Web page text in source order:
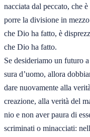
nacciata dal peccato, che è
porre la divisione in
che Dio ha fatto, è
che Dio ha fatto.
Se desideriamo un futuro
sura d’uomo, allora
dare nuovamente alla
creazione, alla verità del
nio e non aver paura di
scriminati o minacciati: